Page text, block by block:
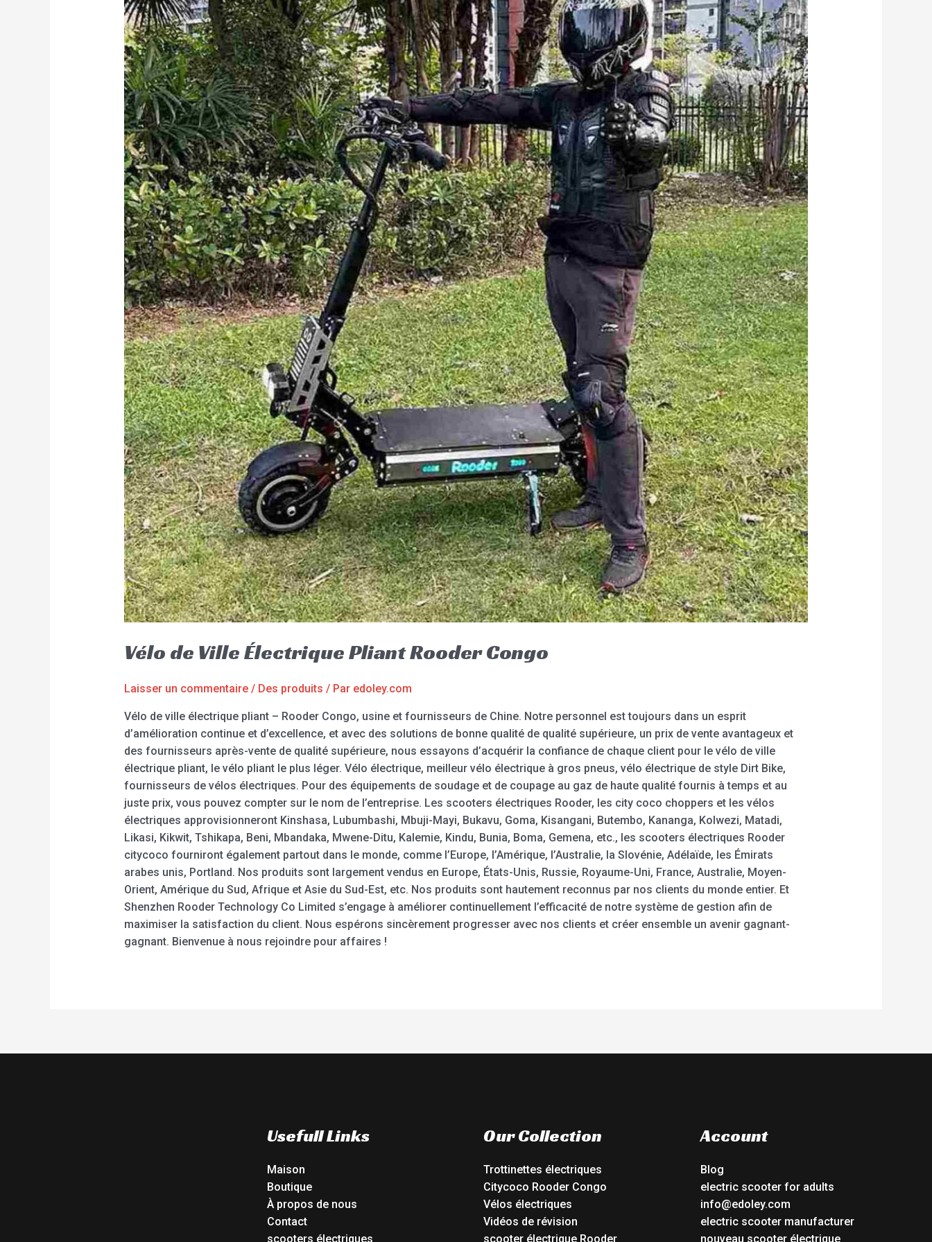
Vélo de Ville Électrique Pliant Rooder Congo
Laisser un commentaire / Des produits / Par edoley.com
Vélo de ville électrique pliant – Rooder Congo, usine et fournisseurs de Chine. Notre personnel est toujours dans un esprit
d’amélioration continue et d’excellence, et avec des solutions de bonne qualité de qualité supérieure, un prix de vente avantageux et
des fournisseurs après-vente de qualité supérieure, nous essayons d’acquérir la confiance de chaque client pour le vélo de ville
électrique pliant, le vélo pliant le plus léger. Vélo électrique, meilleur vélo électrique à gros pneus, vélo électrique de style Dirt Bike,
fournisseurs de vélos électriques. Pour des équipements de soudage et de coupage au gaz de haute qualité fournis à temps et au
juste prix, vous pouvez compter sur le nom de l’entreprise. Les scooters électriques Rooder, les city coco choppers et les vélos
électriques approvisionneront Kinshasa, Lubumbashi, Mbuji-Mayi, Bukavu, Goma, Kisangani, Butembo, Kananga, Kolwezi, Matadi,
Likasi, Kikwit, Tshikapa, Beni, Mbandaka, Mwene-Ditu, Kalemie, Kindu, Bunia, Boma, Gemena, etc., les scooters électriques Rooder
citycoco fourniront également partout dans le monde, comme l’Europe, l’Amérique, l’Australie, la Slovénie, Adélaïde, les Émirats
arabes unis, Portland. Nos produits sont largement vendus en Europe, États-Unis, Russie, Royaume-Uni, France, Australie, Moyen-
Orient, Amérique du Sud, Afrique et Asie du Sud-Est, etc. Nos produits sont hautement reconnus par nos clients du monde entier. Et
Shenzhen Rooder Technology Co Limited s’engage à améliorer continuellement l’efficacité de notre système de gestion afin de
maximiser la satisfaction du client. Nous espérons sincèrement progresser avec nos clients et créer ensemble un avenir gagnant-
gagnant. Bienvenue à nous rejoindre pour affaires !
Usefull Links
Maison
Boutique
À propos de nous
Contact
scooters électriques
Our Collection
Trottinettes électriques
Citycoco Rooder Congo
Vélos électriques
Vidéos de révision
scooter électrique Rooder
Account
Blog
electric scooter for adults
info@edoley.com
electric scooter manufacturer
nouveau scooter électrique